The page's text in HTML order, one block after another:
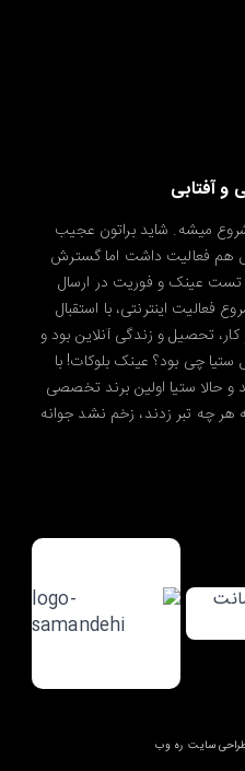
و آفتابی
میشه. شاید براتون عجیب
هم فعالیت داشت اما گسترش
عینک و فوریت در ارسال
فعالیت اینترنتی، با استقبال
تحصیل و زندگی آنلاین بود و
چی بود؟ عینک بلوکات! با
حالا ستیا اولین برند تخصصی
هر چه تبر زدند، زخم نشد جوانه
سایت ره وب